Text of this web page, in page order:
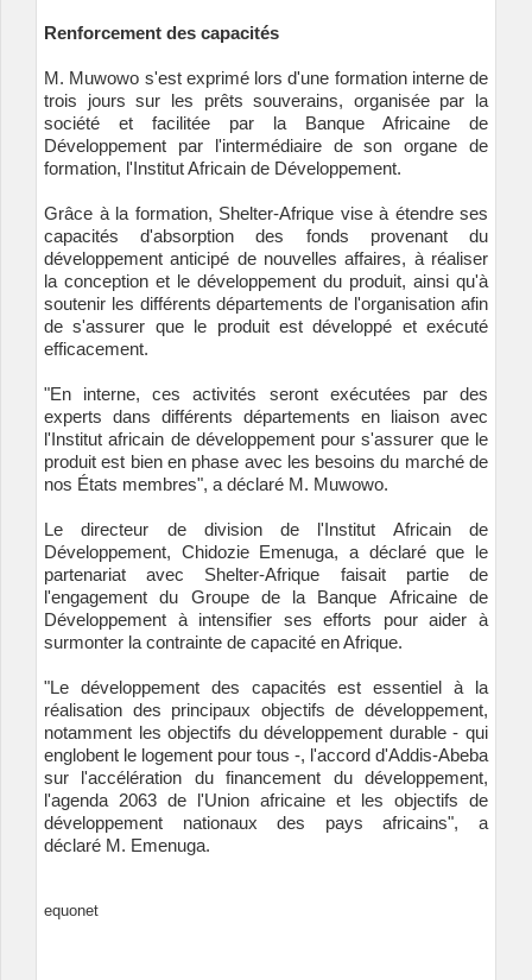
Renforcement des capacités
M. Muwowo s'est exprimé lors d'une formation interne de
trois jours sur les prêts souverains, organisée par la
société et facilitée par la Banque Africaine de
Développement par l'intermédiaire de son organe de
formation, l'Institut Africain de Développement.
Grâce à la formation, Shelter-Afrique vise à étendre ses
capacités d'absorption des fonds provenant du
développement anticipé de nouvelles affaires, à réaliser
la conception et le développement du produit, ainsi qu'à
soutenir les différents départements de l'organisation afin
de s'assurer que le produit est développé et exécuté
efficacement.
"En interne, ces activités seront exécutées par des
experts dans différents départements en liaison avec
l'Institut africain de développement pour s'assurer que le
produit est bien en phase avec les besoins du marché de
nos États membres", a déclaré M. Muwowo.
Le directeur de division de l'Institut Africain de
Développement, Chidozie Emenuga, a déclaré que le
partenariat avec Shelter-Afrique faisait partie de
l'engagement du Groupe de la Banque Africaine de
Développement à intensifier ses efforts pour aider à
surmonter la contrainte de capacité en Afrique.
"Le développement des capacités est essentiel à la
réalisation des principaux objectifs de développement,
notamment les objectifs du développement durable - qui
englobent le logement pour tous -, l'accord d'Addis-Abeba
sur l'accélération du financement du développement,
l'agenda 2063 de l'Union africaine et les objectifs de
développement nationaux des pays africains", a
déclaré M. Emenuga.
equonet